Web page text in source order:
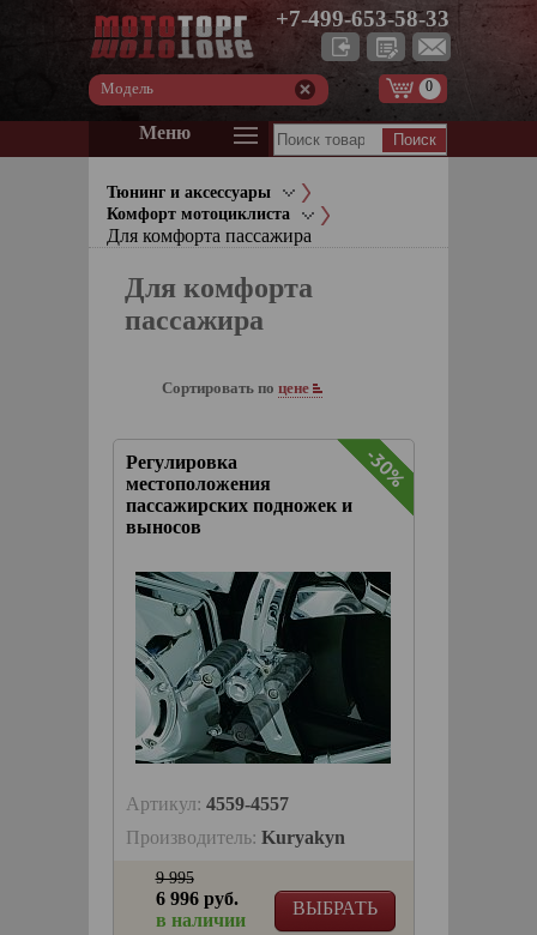
+7-499-653-58-33
Модель 0
Меню
Тюнинг и аксессуары
Комфорт мотоциклиста
Для комфорта пассажира
Для комфорта
пассажира
Сортировать по цене
Регулировка
местоположения
пассажирских подножек и
выносов
-30%
-30%
Артикул: 4559-4557
Производитель: Kuryakyn
ВЫБРАТЬ
9 995
6 996 руб.
в наличии